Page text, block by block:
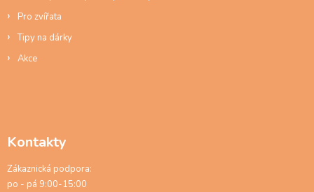
Pro zvířata
Tipy na dárky
Akce
Kontakty
Zákaznická podpora:
po - pá 9:00-15:00